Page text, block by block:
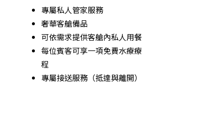
專屬私人管家服務
奢華客艙備品
可依需求提供客艙內私人用餐
每位賓客可享一項免費水療療
程
專屬接送服務（抵達與離開）